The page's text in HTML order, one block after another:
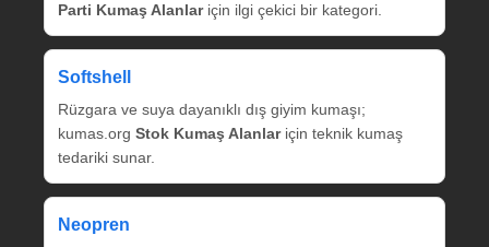
Parti Kumaş Alanlariçin ilgi çekici bir kategori.
Softshell
Rüzgara ve suya dayanıklı dış giyim kumaşı;
kumas.org Stok Kumaş Alanlariçin teknik kumaş
tedariki sunar.
Neopren